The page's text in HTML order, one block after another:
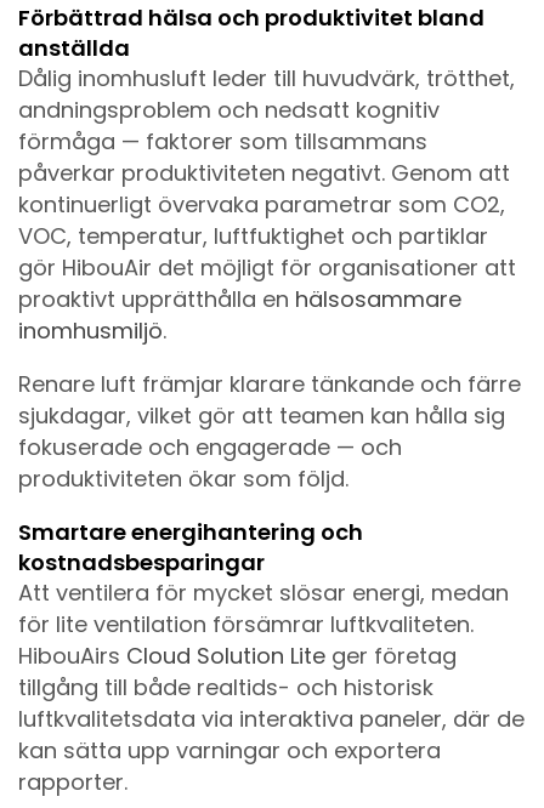
Förbättrad hälsa och produktivitet bland
anställda
Dålig inomhusluft leder till huvudvärk, trötthet,
andningsproblem och nedsatt kognitiv
förmåga — faktorer som tillsammans
påverkar produktiviteten negativt. Genom att
kontinuerligt övervaka parametrar som CO2,
VOC, temperatur, luftfuktighet och partiklar
gör HibouAir det möjligt för organisationer att
proaktivt upprätthålla en hälsosammare
inomhusmiljö.
Renare luft främjar klarare tänkande och färre
sjukdagar, vilket gör att teamen kan hålla sig
fokuserade och engagerade — och
produktiviteten ökar som följd.
Smartare energihantering och
kostnadsbesparingar
Att ventilera för mycket slösar energi, medan
för lite ventilation försämrar luftkvaliteten.
HibouAirs Cloud Solution Lite ger företag
tillgång till både realtids- och historisk
luftkvalitetsdata via interaktiva paneler, där de
kan sätta upp varningar och exportera
rapporter.